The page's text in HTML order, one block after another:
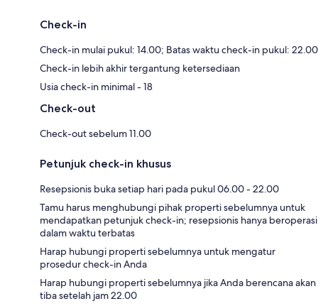
Check-in
Check-in mulai pukul: 14.00; Batas waktu check-in pukul: 22.00
Check-in lebih akhir tergantung ketersediaan
Usia check-in minimal - 18
Check-out
Check-out sebelum 11.00
Petunjuk check-in khusus
Resepsionis buka setiap hari pada pukul 06.00 - 22.00
Tamu harus menghubungi pihak properti sebelumnya untuk
mendapatkan petunjuk check-in; resepsionis hanya beroperasi
dalam waktu terbatas
Harap hubungi properti sebelumnya untuk mengatur
prosedur check-in Anda
Harap hubungi properti sebelumnya jika Anda berencana akan
tiba setelah jam 22.00